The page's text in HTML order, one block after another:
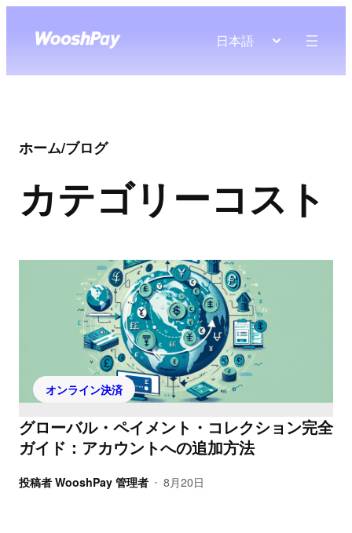
日本語
ホーム/ブログ
カテゴリーコスト
オンライン決済
グローバル・ペイメント・コレクション完全
ガイド：アカウントへの追加方法
投稿者 WooshPay 管理者 • 8月20日